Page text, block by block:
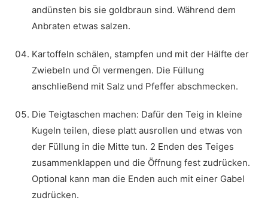
andünsten bis sie goldbraun sind. Während dem
Anbraten etwas salzen.
Kartoffeln schälen, stampfen und mit der Hälfte der
Zwiebeln und Öl vermengen. Die Füllung
anschließend mit Salz und Pfeffer abschmecken.
Die Teigtaschen machen: Dafür den Teig in kleine
Kugeln teilen, diese platt ausrollen und etwas von
der Füllung in die Mitte tun. 2 Enden des Teiges
zusammenklappen und die Öffnung fest zudrücken.
Optional kann man die Enden auch mit einer Gabel
zudrücken.